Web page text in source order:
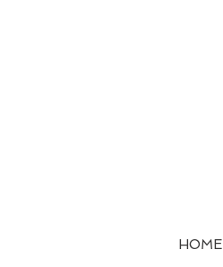
HOME